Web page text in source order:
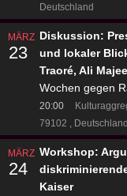
Deutschland
MÄRZ
23
Diskussion:
und lokaler
Traoré, Ali
Wochen gegen
20:00
79102
Deutschland
MÄRZ
24
Workshop:
Kaiser